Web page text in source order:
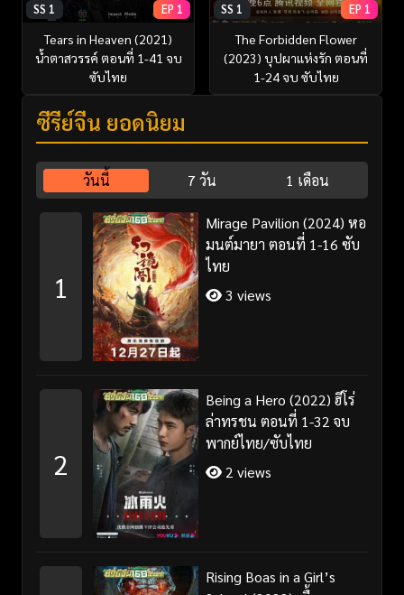
SS 1 EP 1
Tears in Heaven (2021)
น้ำตาสวรรค์ ตอนที่ 1-41 จบ
ซับไทย
SS 1 EP 1
The Forbidden Flower
(2023) บุปผาแห่งรัก ตอนที่
1-24 จบ ซับไทย
ซีรี่ย์จีน ยอดนิยม
วันนี้ 7 วัน 1 เดือน
1
Mirage Pavilion (2024) หอ
มนต์มายา ตอนที่ 1-16 ซับ
ไทย
3 views
2
Being a Hero (2022) ฮีโร่
ล่าทรชน ตอนที่ 1-32 จบ
พากย์ไทย/ซับไทย
2 views
Rising Boas in a Girl’s